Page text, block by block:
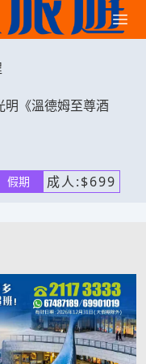
明《溫德姆至尊酒
假期 成人:$699